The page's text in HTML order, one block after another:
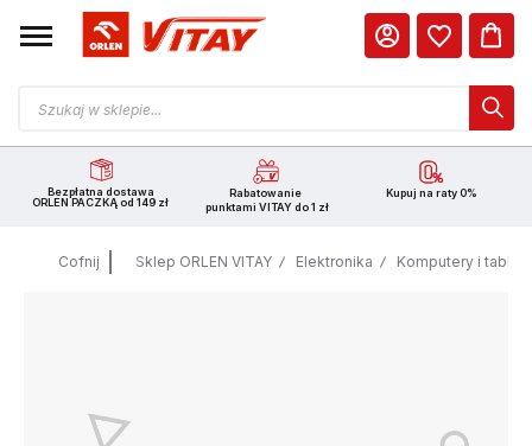
Bezpłatna dostawa
ORLEN PACZKĄ od 149 zł
Rabatowanie
punktami VITAY do 1 zł
Kupuj na raty 0%
Cofnij Sklep ORLEN VITAY Elektronika Komputery i tablety